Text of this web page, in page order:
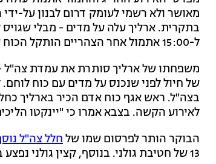
מאושר ולא רשמי לעומק דרום לבנון על-
בתקרית. ארליך עלה על מדים - מבלי
ל-15:00 אתמול אחר הצהריים הותקל הכוח ע"י מחבלי חיזבאללה.
משפחתו של ארליך סותרת את עמדת צה"ל -
של חיול לפני שנכנס על מדים עם כוח
בצה"ל. ראש אגף כוח אדם הכיר בארליך
לאירוע הקשה. בצבא אמרו כי "יינקטו
הבוקר הותר לפרסום שמו שלחלל צה"ל
13 של חטיבת גולני. בנוסף, קצין גולני נפצע באורח קשה.